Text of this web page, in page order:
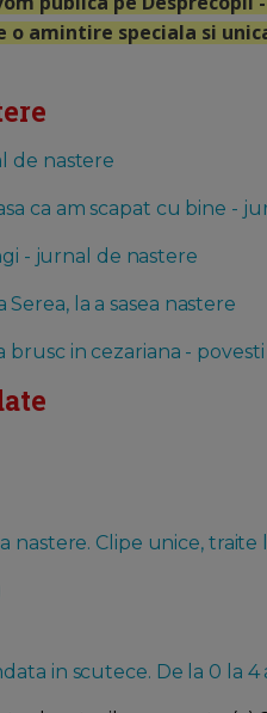
o amintire speciala si
de nastere
ca am scapat cu bine -
- jurnal de nastere
la a sasea nastere
in cezariana -
nastere. Clipe unice, traite
in scutece. De la 0 la 4